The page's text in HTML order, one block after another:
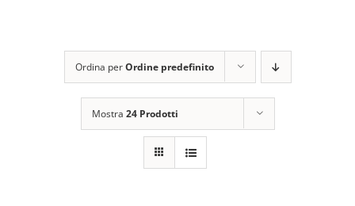
Ordina perOrdine predefinito
Mostra 24 Prodotti